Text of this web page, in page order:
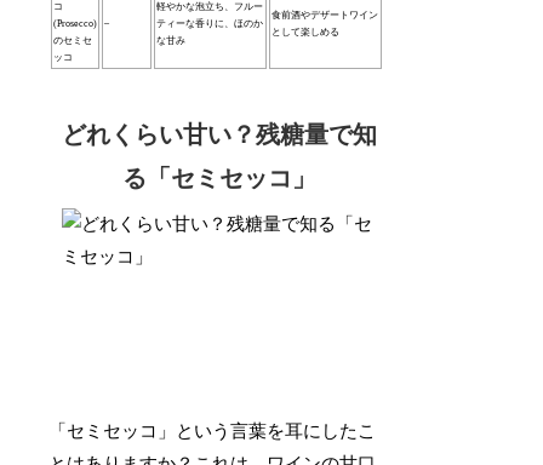
コ
(Prosecco)
のセミセ
ッコ
–
軽やかな泡立ち、フルー
ティーな香りに、ほのか
な甘み
食前酒やデザートワイン
として楽しめる
どれくらい甘い？残糖量で知
る「セミセッコ」
「セミセッコ」という言葉を耳にしたこ